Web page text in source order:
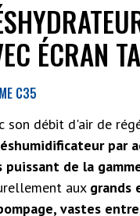
ÉCRAN
C35
son débit d'air de
par
puissant de la
aux grands
vastes